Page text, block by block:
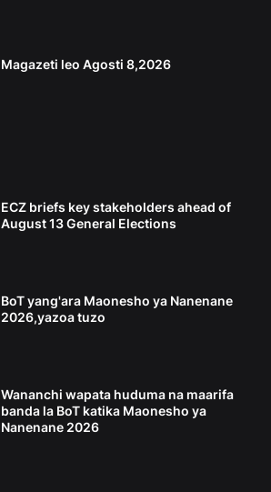
Magazeti leo Agosti 8,2026
ECZ briefs key stakeholders ahead of
August 13 General Elections
BoT yang'ara Maonesho ya Nanenane
2026,yazoa tuzo
Wananchi wapata huduma na maarifa
banda la BoT katika Maonesho ya
Nanenane 2026